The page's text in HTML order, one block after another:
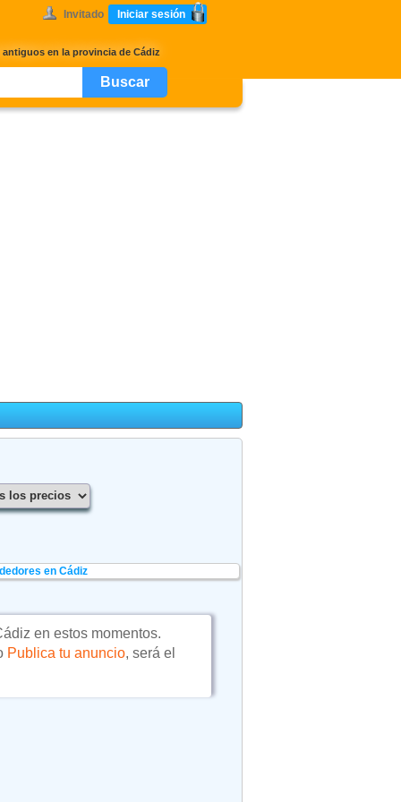
Invitado Iniciar sesión
en la provincia de Cádiz
en Cádiz
en estos momentos.
Publica tu anuncio, será el